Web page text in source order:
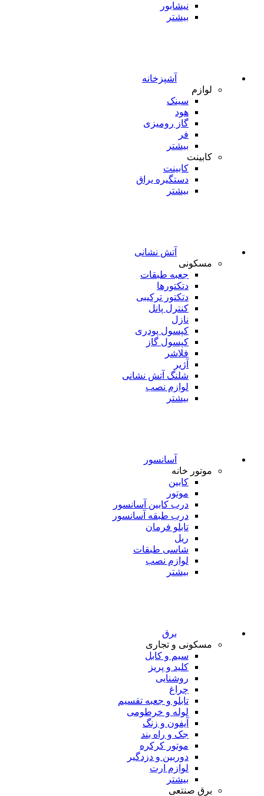
نیشابور
بیشتر
آشپزخانه
لوازم
سینک
هود
گاز رومیزی
فر
بیشتر
کابینت
کابینت
دستگیره یراق
بیشتر
آتش نشانی
مسکونی
جعبه طبقات
دتکتورها
دتکتور ترکیبی
کنترل پانل
نازل
کپسول پودری
کپسول گاز
فلاشر
آژیر
شلنگ آتش نشانی
لوازم نصب
بیشتر
آسانسور
موتور خانه
کابین
موتور
درب کابین آسانسور
درب طبقه آسانسور
تابلو فرمان
ریل
شاسی طبقات
لوازم نصب
بیشتر
برق
مسکونی و تجاری
سیم و کابل
کلید و پریز
روشنایی
چراغ
تابلو و جعبه تقسیم
لوله و خرطومی
آیفون و زنگ
جک و راه بند
موتور کرکره
دوربین و دزدگیر
لوازم ارت
بیشتر
برق صنتعی